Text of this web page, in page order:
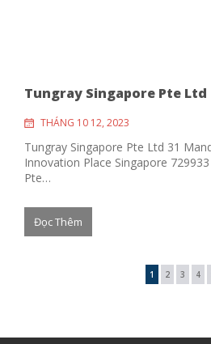
Tungray Singapore Pte Ltd
THÁNG 10 12, 2023
Tungray Singapore Pte Ltd 31
Innovation Place Singapore
Pte…
Đọc Thêm
1 2 3 4